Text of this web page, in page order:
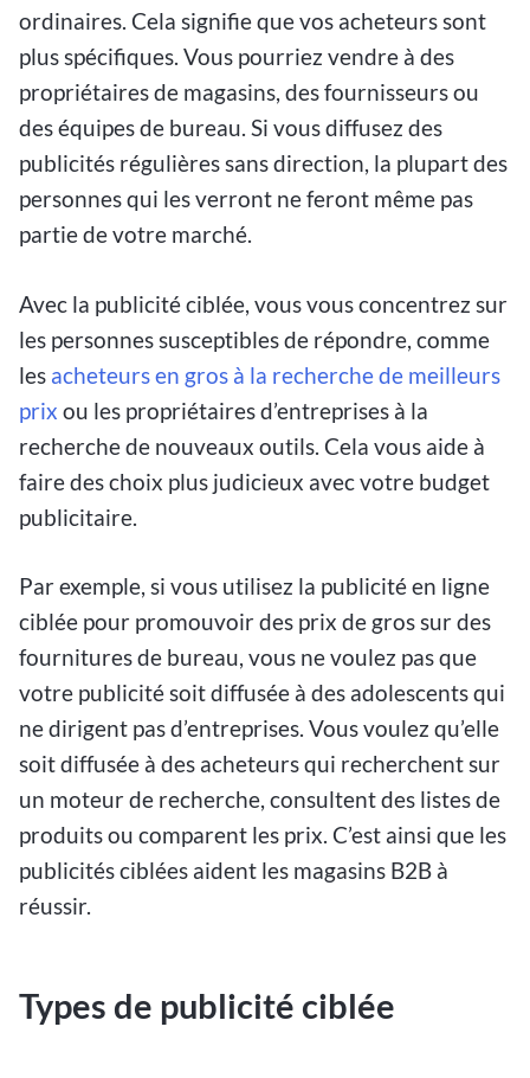
ordinaires. Cela signifie que vos acheteurs sont
plus spécifiques. Vous pourriez vendre à des
propriétaires de magasins, des fournisseurs ou
des équipes de bureau. Si vous diffusez des
publicités régulières sans direction, la plupart des
personnes qui les verront ne feront même pas
partie de votre marché.
Avec la publicité ciblée, vous vous concentrez sur
les personnes susceptibles de répondre, comme
les acheteurs en gros à la recherche de meilleurs
prix ou les propriétaires d’entreprises à la
recherche de nouveaux outils. Cela vous aide à
faire des choix plus judicieux avec votre budget
publicitaire.
Par exemple, si vous utilisez la publicité en ligne
ciblée pour promouvoir des prix de gros sur des
fournitures de bureau, vous ne voulez pas que
votre publicité soit diffusée à des adolescents qui
ne dirigent pas d’entreprises. Vous voulez qu’elle
soit diffusée à des acheteurs qui recherchent sur
un moteur de recherche, consultent des listes de
produits ou comparent les prix. C’est ainsi que les
publicités ciblées aident les magasins B2B à
réussir.
Types de publicité ciblée